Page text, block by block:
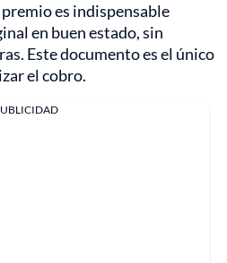
es indispensable
en buen estado, sin
Este documento es el único
el cobro.